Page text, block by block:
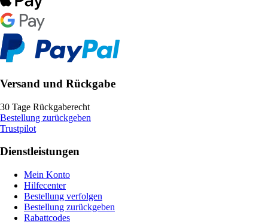
Versand und Rückgabe
30 Tage Rückgaberecht
Bestellung zurückgeben
Trustpilot
Dienstleistungen
Mein Konto
Hilfecenter
Bestellung verfolgen
Bestellung zurückgeben
Rabattcodes